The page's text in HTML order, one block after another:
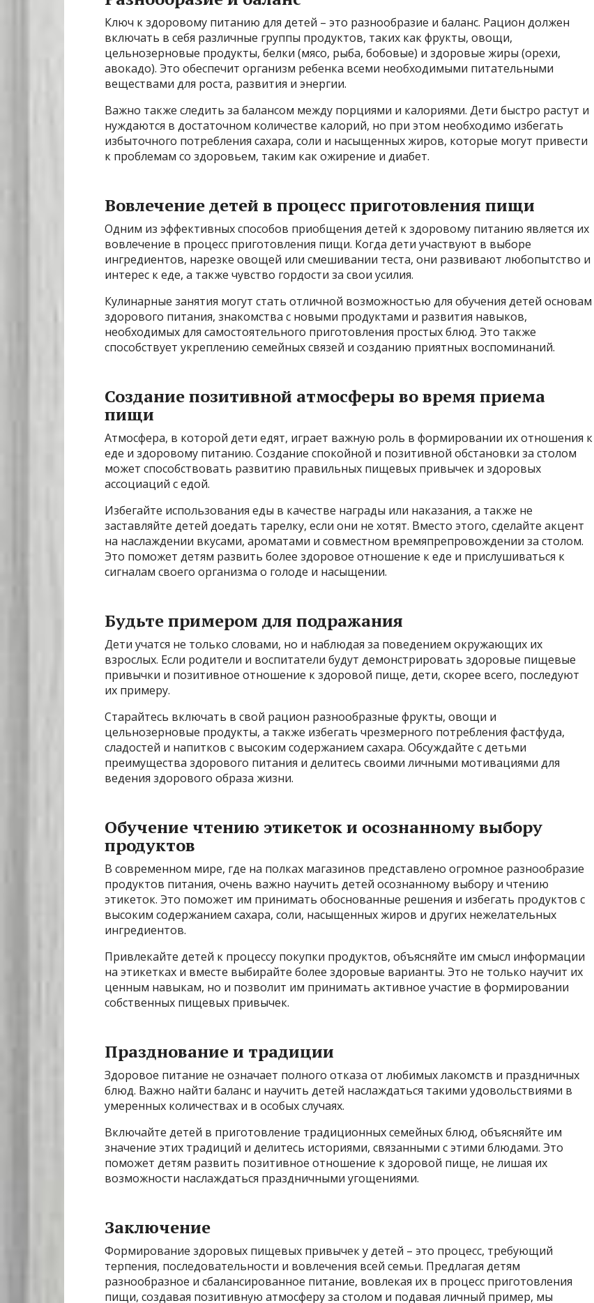
Ключ к здоровому питанию для детей – это разнообразие и баланс. Рацион должен
включать в себя различные группы продуктов, таких как фрукты, овощи,
цельнозерновые продукты, белки (мясо, рыба, бобовые) и здоровые жиры (орехи,
авокадо). Это обеспечит организм ребенка всеми необходимыми питательными
веществами для роста, развития и энергии.
Важно также следить за балансом между порциями и калориями. Дети быстро растут и
нуждаются в достаточном количестве калорий, но при этом необходимо избегать
избыточного потребления сахара, соли и насыщенных жиров, которые могут привести
к проблемам со здоровьем, таким как ожирение и диабет.
Вовлечение детей в процесс приготовления пищи
Одним из эффективных способов приобщения детей к здоровому питанию является их
вовлечение в процесс приготовления пищи. Когда дети участвуют в выборе
ингредиентов, нарезке овощей или смешивании теста, они развивают любопытство и
интерес к еде, а также чувство гордости за свои усилия.
Кулинарные занятия могут стать отличной возможностью для обучения детей основам
здорового питания, знакомства с новыми продуктами и развития навыков,
необходимых для самостоятельного приготовления простых блюд. Это также
способствует укреплению семейных связей и созданию приятных воспоминаний.
Создание позитивной атмосферы во время приема
пищи
Атмосфера, в которой дети едят, играет важную роль в формировании их отношения к
еде и здоровому питанию. Создание спокойной и позитивной обстановки за столом
может способствовать развитию правильных пищевых привычек и здоровых
ассоциаций с едой.
Избегайте использования еды в качестве награды или наказания, а также не
заставляйте детей доедать тарелку, если они не хотят. Вместо этого, сделайте акцент
на наслаждении вкусами, ароматами и совместном времяпрепровождении за столом.
Это поможет детям развить более здоровое отношение к еде и прислушиваться к
сигналам своего организма о голоде и насыщении.
Будьте примером для подражания
Дети учатся не только словами, но и наблюдая за поведением окружающих их
взрослых. Если родители и воспитатели будут демонстрировать здоровые пищевые
привычки и позитивное отношение к здоровой пище, дети, скорее всего, последуют
их примеру.
Старайтесь включать в свой рацион разнообразные фрукты, овощи и
цельнозерновые продукты, а также избегать чрезмерного потребления фастфуда,
сладостей и напитков с высоким содержанием сахара. Обсуждайте с детьми
преимущества здорового питания и делитесь своими личными мотивациями для
ведения здорового образа жизни.
Обучение чтению этикеток и осознанному выбору
продуктов
В современном мире, где на полках магазинов представлено огромное разнообразие
продуктов питания, очень важно научить детей осознанному выбору и чтению
этикеток. Это поможет им принимать обоснованные решения и избегать продуктов с
высоким содержанием сахара, соли, насыщенных жиров и других нежелательных
ингредиентов.
Привлекайте детей к процессу покупки продуктов, объясняйте им смысл информации
на этикетках и вместе выбирайте более здоровые варианты. Это не только научит их
ценным навыкам, но и позволит им принимать активное участие в формировании
собственных пищевых привычек.
Празднование и традиции
Здоровое питание не означает полного отказа от любимых лакомств и праздничных
блюд. Важно найти баланс и научить детей наслаждаться такими удовольствиями в
умеренных количествах и в особых случаях.
Включайте детей в приготовление традиционных семейных блюд, объясняйте им
значение этих традиций и делитесь историями, связанными с этими блюдами. Это
поможет детям развить позитивное отношение к здоровой пище, не лишая их
возможности наслаждаться праздничными угощениями.
Заключение
Формирование здоровых пищевых привычек у детей – это процесс, требующий
терпения, последовательности и вовлечения всей семьи. Предлагая детям
разнообразное и сбалансированное питание, вовлекая их в процесс приготовления
пищи, создавая позитивную атмосферу за столом и подавая личный пример, мы